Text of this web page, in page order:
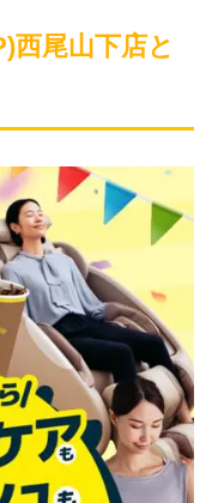
西尾山下店と